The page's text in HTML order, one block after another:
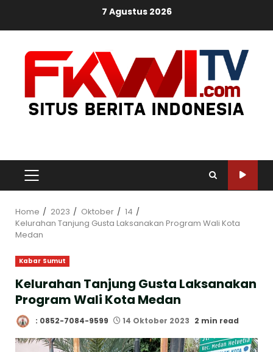
7 Agustus 2026
PRIMARY
MENU
Home 2023 Oktober
14
Kelurahan Tanjung Gusta Laksanakan Program Wali Kota
Medan
Kabar Sumut
Kelurahan Tanjung Gusta Laksanakan
Program Wali Kota Medan
: 0852-7084-9599 14 Oktober 2023 2 min read